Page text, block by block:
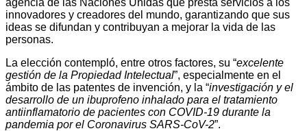
innovadores y creadores del mundo, garantizando que sus
ideas se difundan y contribuyan a mejorar la vida de las
personas.
La elección contempló, entre otros factores, su “excelente
gestión de la Propiedad Intelectual”, especialmente en el
ámbito de las patentes de invención, y la “investigación y el
desarrollo de un ibuprofeno inhalado para el tratamiento
antiinflamatorio de pacientes con COVID-19 durante la
pandemia por el Coronavirus SARS-CoV-2”.